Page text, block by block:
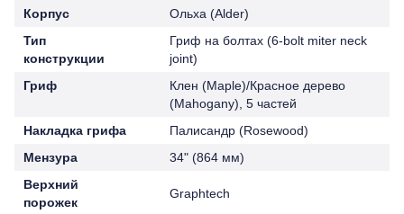
Корпус
Ольха (Alder)
Тип
конструкции
Гриф на болтах (6-bolt miter neck
joint)
Гриф
Клен (Maple)/Красное дерево
(Mahogany), 5 частей
Накладка грифа
Палисандр (Rosewood)
Мензура
34" (864 мм)
Верхний
порожек
Graphtech